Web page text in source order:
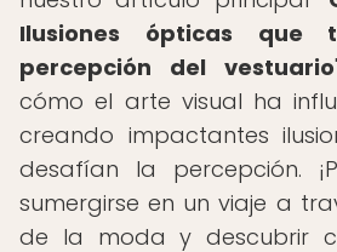
Ilusiones ópticas que
percepción del vestuario
cómo el arte visual ha
creando impactantes
desafían la percepción.
sumergirse en un viaje a
de la moda y descubrir